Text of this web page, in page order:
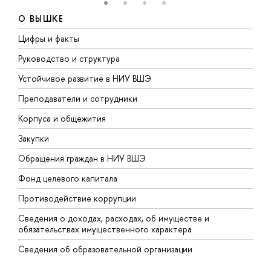
О ВЫШКЕ
Цифры и факты
Руководство и структура
Устойчивое развитие в НИУ ВШЭ
Преподаватели и сотрудники
Корпуса и общежития
Закупки
Обращения граждан в НИУ ВШЭ
Фонд целевого капитала
Противодействие коррупции
Сведения о доходах, расходах, об имуществе и
обязательствах имущественного характера
Сведения об образовательной организации